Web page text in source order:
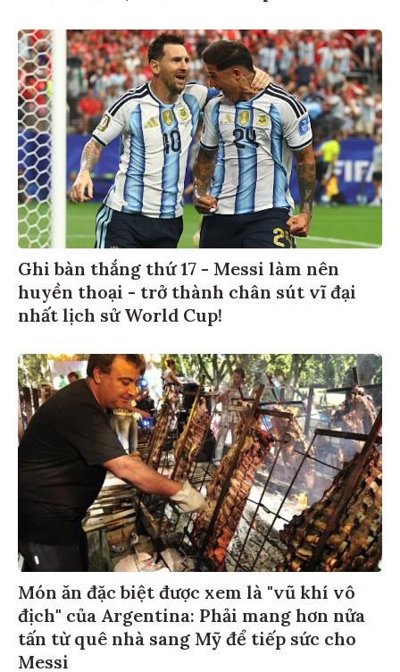
Ghi bàn thắng thứ 17 - Messi làm nên
huyền thoại - trở thành chân sút vĩ đại
nhất lịch sử World Cup!
Món ăn đặc biệt được xem là "vũ khí vô
địch" của Argentina: Phải mang hơn nửa
tấn từ quê nhà sang Mỹ để tiếp sức cho
Messi